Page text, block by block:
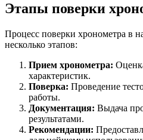
Этапы поверки
Процесс поверки хронометра в
несколько этапов:
Прием хронометра:
характеристик.
Поверка: Проведение
работы.
Документация: Выдача
результатами.
Рекомендации: